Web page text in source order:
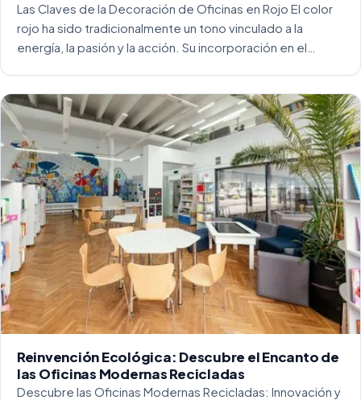
Las Claves de la Decoración de Oficinas en Rojo El color
rojo ha sido tradicionalmente un tono vinculado a la
energía, la pasión y la acción. Su incorporación en el
Reinvención Ecológica: Descubre el Encanto de
las Oficinas Modernas Recicladas
Descubre las Oficinas Modernas Recicladas: Innovación y